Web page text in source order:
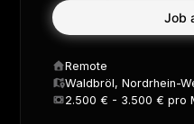
Job
Remote
Waldbröl, Nordrhein-
2.500 € - 3.500 € pro